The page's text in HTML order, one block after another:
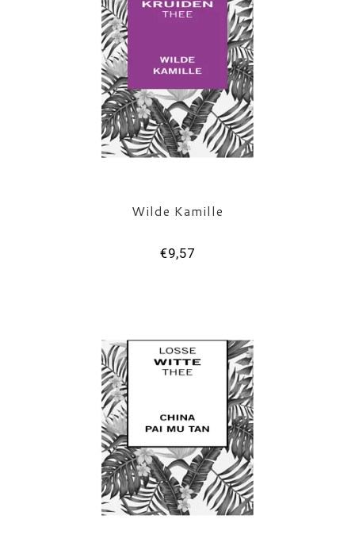
Wilde Kamille
€9,57